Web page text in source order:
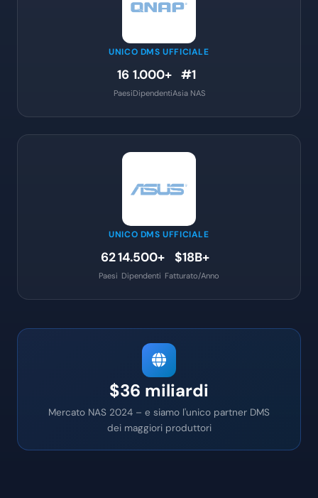
UNICO DMS UFFICIALE
16
Paesi
1.000+
Dipendenti
#1
Asia NAS
UNICO DMS UFFICIALE
62
Paesi
14.500+
Dipendenti
$18B+
Fatturato/Anno
$36 miliardi
Mercato NAS 2024 – e siamo l'unico partner DMS
dei maggiori produttori